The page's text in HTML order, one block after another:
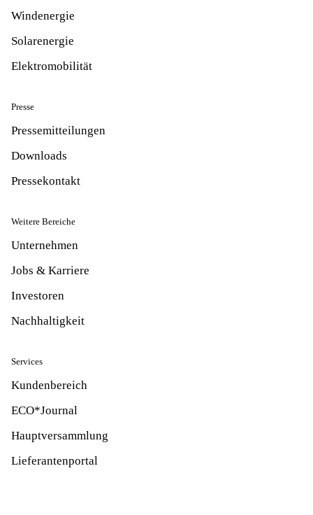
Windenergie
Solarenergie
Elektromobilität
Presse
Pressemitteilungen
Downloads
Pressekontakt
Weitere Bereiche
Unternehmen
Jobs & Karriere
Investoren
Nachhaltigkeit
Services
Kundenbereich
ECO*Journal
Hauptversammlung
Lieferantenportal